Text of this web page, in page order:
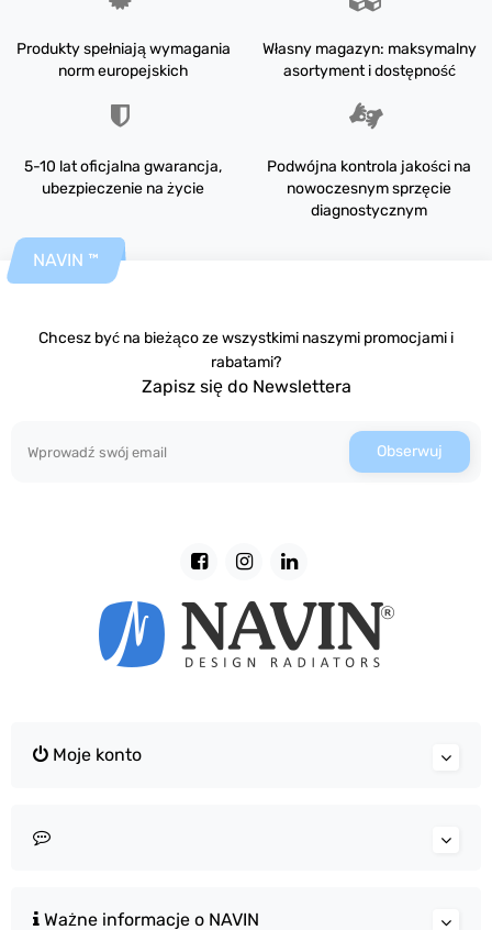
Produkty spełniają wymagania
norm europejskich
Własny magazyn: maksymalny
asortyment i dostępność
5-10 lat oficjalna gwarancja,
ubezpieczenie na życie
Podwójna kontrola jakości na
nowoczesnym sprzęcie
diagnostycznym
NAVIN ™
Chcesz być na bieżąco ze wszystkimi naszymi promocjami i
rabatami?
Zapisz się do Newslettera
Obserwuj
Moje konto
Ważne informacje o NAVIN